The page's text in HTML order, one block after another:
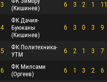
3
(Кишинев)
6 3 2 1 11
4
ФК Дачия-
Буюканы
(Кишинев)
6 3 0 3 9
5
ФК Политехника-
УТМ
6 2 1 3 7
6
ФК Милсами
(Оргеев)
6 1 3 2 6